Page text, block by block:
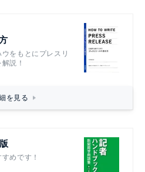
をもとにプレスリ
説！
を見る
めです！